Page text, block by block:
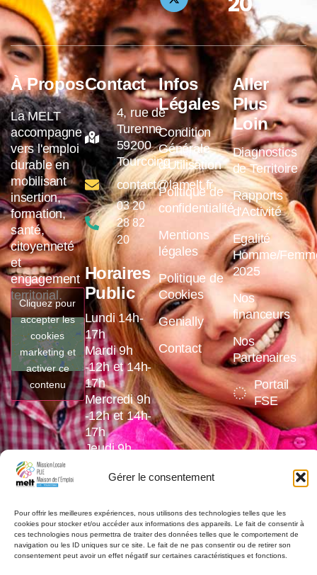
Gérer le consentement
Pour offrir les meilleures expériences, nous utilisons des technologies telles que les
cookies pour stocker et/ou accéder aux informations des appareils. Le fait de consentir à
ces technologies nous permettra de traiter des données telles que le comportement de
navigation ou les ID uniques sur ce site. Le fait de ne pas consentir ou de retirer son
consentement peut avoir un effet négatif sur certaines caractéristiques et fonctions.
À Propos
La MELT
accompagne
vers l'emploi
durable en
mobilisant
insertion,
formation,
santé,
citoyenneté
et
engagement
territorial.
Cliquez pour
accepter les
cookies
marketing et
activer ce
contenu
Contact
4, rue de
Turenne
59200
Tourcoing
contact@lamelt.fr
03 20
28 82
20
Horaires
Public
Lundi 14h-
17h
Mardi 9h
-12h et 14h-
17h
Mercredi 9h
-12h et 14h-
17h
Jeudi 9h
-12h et 14h-
16h
Infos
Légales
Condition
Générale
d'Utilisation
Politique de
confidentialité
Mentions
légales
Politique de
Cookies
Genially
Contact
Aller
Plus
Loin
Diagnostics
de Territoire
Rapports
d'Activité
Egalité
Homme/
2025
Nos
financeurs
Nos
Partenaires
Portail
FSE